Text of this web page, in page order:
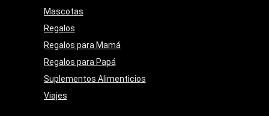
Mascotas
Regalos
Regalos para Mamá
Regalos para Papá
Suplementos Alimenticios
Viajes